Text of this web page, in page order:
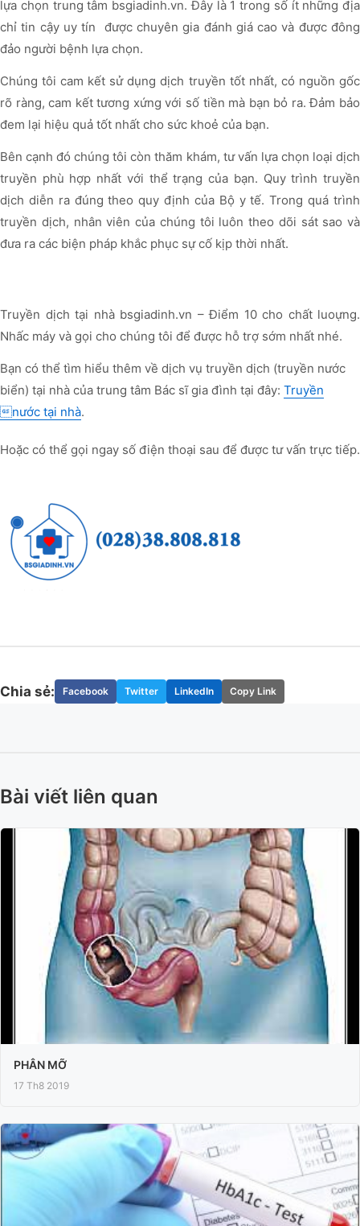
lựa chọn trung tâm bsgiadinh.vn. Đây là 1 trong số ít những địa
chỉ tin cậy uy tín được chuyên gia đánh giá cao và được đông
đảo người bệnh lựa chọn.
Chúng tôi cam kết sử dụng dịch truyền tốt nhất, có nguồn gốc
rõ ràng, cam kết tương xứng với số tiền mà bạn bỏ ra. Đảm bảo
đem lại hiệu quả tốt nhất cho sức khoẻ của bạn.
Bên cạnh đó chúng tôi còn thăm khám, tư vấn lựa chọn loại dịch
truyền phù hợp nhất với thể trạng của bạn. Quy trình truyền
dịch diễn ra đúng theo quy định của Bộ y tế. Trong quá trình
truyền dịch, nhân viên của chúng tôi luôn theo dõi sát sao và
đưa ra các biện pháp khắc phục sự cố kịp thời nhất.
Truyền dịch tại nhà bsgiadinh.vn – Điểm 10 cho chất luoựng.
Nhấc máy và gọi cho chúng tôi để được hỗ trợ sớm nhất nhé.
Bạn có thể tìm hiểu thêm về dịch vụ truyền dịch (truyền nước
biển) tại nhà của trung tâm Bác sĩ gia đình tại đây: Truyền
nước tại nhà.
Hoặc có thể gọi ngay số điện thoại sau để được tư vấn trực tiếp.
Chia sẻ: Facebook Twitter LinkedIn Copy Link
Bài viết liên quan
PHÂN MỠ
17 Th8 2019